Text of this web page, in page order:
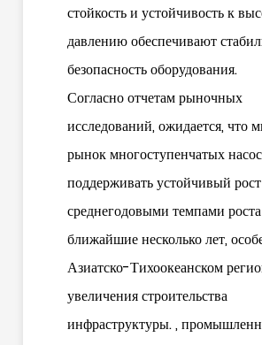
стойкость и устойчивость к
давлению обеспечивают
безопасность оборудования.
Согласно отчетам рыночных
исследований, ожидается, что
рынок многоступенчатых
поддерживать устойчивый
среднегодовыми темпами
ближайшие несколько лет,
Азиатско-Тихоокеанском
увеличения строительства
инфраструктуры. ,